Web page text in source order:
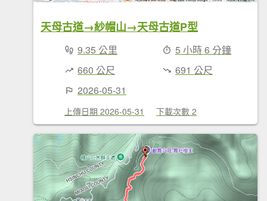
天母古道→紗帽山→天母古道P型
9.35 公里
5 小時 6 分鐘
660 公尺
691 公尺
2026-05-31
上傳日期 2026-05-31 下載次數 2